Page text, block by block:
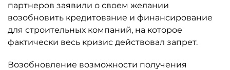
партнеров заявили о своем желании
возобновить кредитование и финансирование
для строительных компаний, на которое
фактически весь кризис действовал запрет.
Возобновление возможности получения